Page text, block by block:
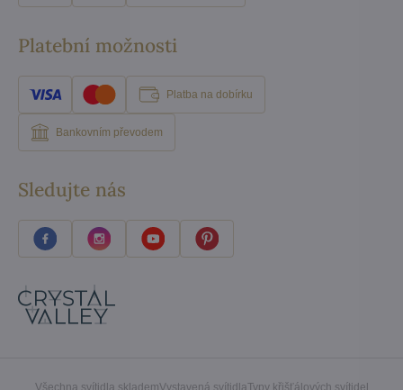
Platební možnosti
Platba na dobírku
Bankovním převodem
Sledujte nás
Všechna svítidla sklademVystavená svítidlaTypy křišťálových svítidel